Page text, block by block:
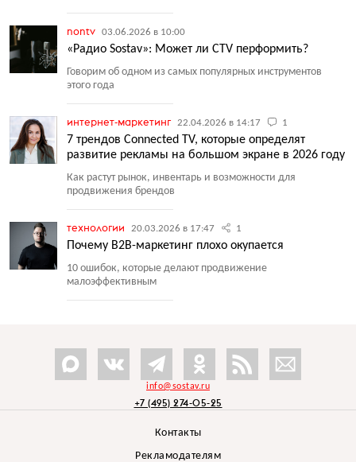
nontv 03.06.2026 в 10:00
«Радио Sostav»: Может ли CTV перформить?
Говорим об одном из самых популярных инструментов
этого года
интернет-маркетинг 22.04.2026 в 14:17 1
7 трендов Connected TV, которые определят
развитие рекламы на большом экране в 2026 году
Как растут рынок, инвентарь и возможности для
продвижения брендов
технологии 20.03.2026 в 17:47 1
Почему B2B-маркетинг плохо окупается
10 ошибок, которые делают продвижение
малоэффективным
info@sostav.ru
+7 (495) 274-05-25
Контакты
Рекламодателям